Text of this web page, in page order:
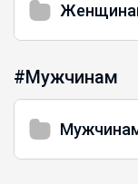
#Мужчинам